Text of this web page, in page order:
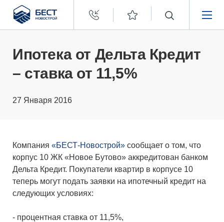
Бест
Новострой
ПОКУПАТЕЛЯМ
ЗАСТРОЙЩИКАМ
Ипотека от Дельта Кредит
– ставка от 11,5%
27 Января 2016
Компания «БЕСТ-Новострой» сообщает о том, что
корпус 10 ЖК «Новое Бутово» аккредитован банком
Дельта Кредит. Покупатели квартир в корпусе 10
теперь могут подать заявки на ипотечный кредит на
следующих условиях:
- процентная ставка от 11,5%,